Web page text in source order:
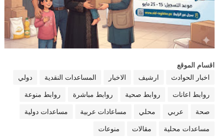
اقسام الموقع
اخبار الحوادث
ارشيف الاخبار المساعدات النقدية دولي
روابط اعانات روابط صحية روابط مباشرة روابط منوعة
صحة عربي محلي مساعادات عربية مساعدات دولية
مساعدات محلية مقالات منوعات